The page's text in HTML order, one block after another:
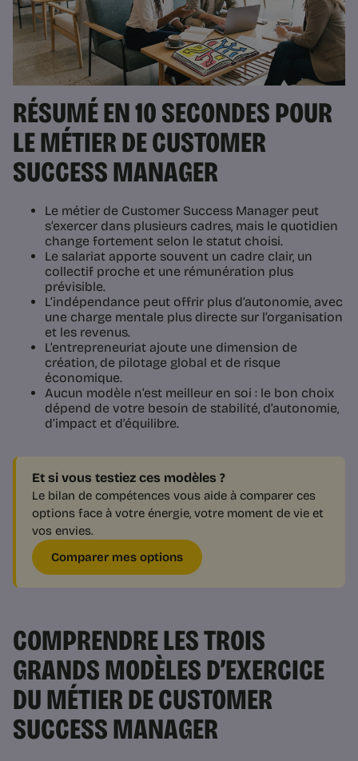
RÉSUMÉ EN 10 SECONDES POUR
LE MÉTIER DE CUSTOMER
SUCCESS MANAGER
Le métier de Customer Success Manager peut
s’exercer dans plusieurs cadres, mais le quotidien
change fortement selon le statut choisi.
Le salariat apporte souvent un cadre clair, un
collectif proche et une rémunération plus
prévisible.
L’indépendance peut offrir plus d’autonomie, avec
une charge mentale plus directe sur l’organisation
et les revenus.
L’entrepreneuriat ajoute une dimension de
création, de pilotage global et de risque
économique.
Aucun modèle n’est meilleur en soi : le bon choix
dépend de votre besoin de stabilité, d’autonomie,
d’impact et d’équilibre.
Et si vous testiez ces modèles ?
Le bilan de compétences vous aide à comparer ces
options face à votre énergie, votre moment de vie et
vos envies.
Comparer mes options
COMPRENDRE LES TROIS
GRANDS MODÈLES D’EXERCICE
DU MÉTIER DE CUSTOMER
SUCCESS MANAGER